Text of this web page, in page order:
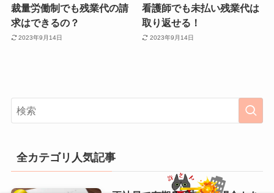
裁量労働制でも残業代の請
求はできるの？
2023年9月14日
看護師でも未払い残業代は
取り返せる！
2023年9月14日
全カテゴリ人気記事